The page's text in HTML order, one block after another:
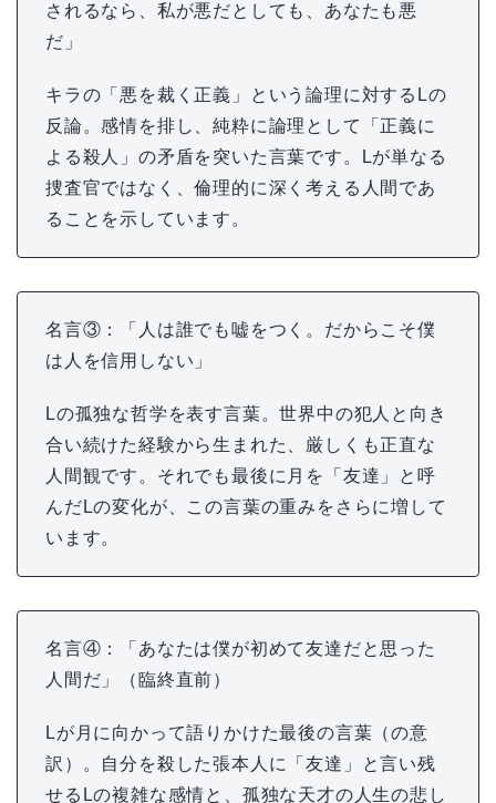
されるなら、私が悪だとしても、あなたも悪
だ」
キラの「悪を裁く正義」という論理に対するLの
反論。感情を排し、純粋に論理として「正義に
よる殺人」の矛盾を突いた言葉です。Lが単なる
捜査官ではなく、倫理的に深く考える人間であ
ることを示しています。
名言③：「人は誰でも嘘をつく。だからこそ僕
は人を信用しない」
Lの孤独な哲学を表す言葉。世界中の犯人と向き
合い続けた経験から生まれた、厳しくも正直な
人間観です。それでも最後に月を「友達」と呼
んだLの変化が、この言葉の重みをさらに増して
います。
名言④：「あなたは僕が初めて友達だと思った
人間だ」（臨終直前）
Lが月に向かって語りかけた最後の言葉（の意
訳）。自分を殺した張本人に「友達」と言い残
せるLの複雑な感情と、孤独な天才の人生の悲し